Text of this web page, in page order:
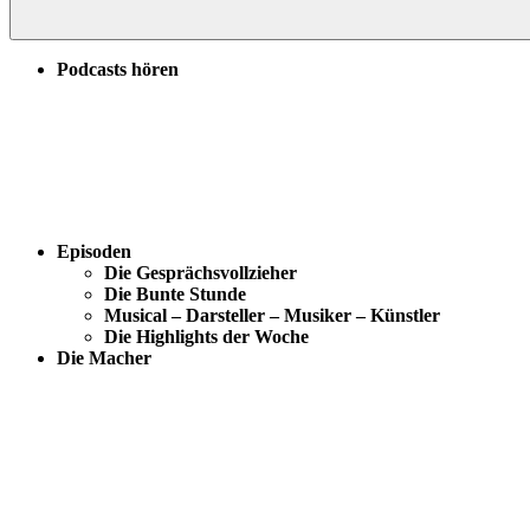
Podcasts hören
Episoden
Die Gesprächsvollzieher
Die Bunte Stunde
Musical – Darsteller – Musiker – Künstler
Die Highlights der Woche
Die Macher